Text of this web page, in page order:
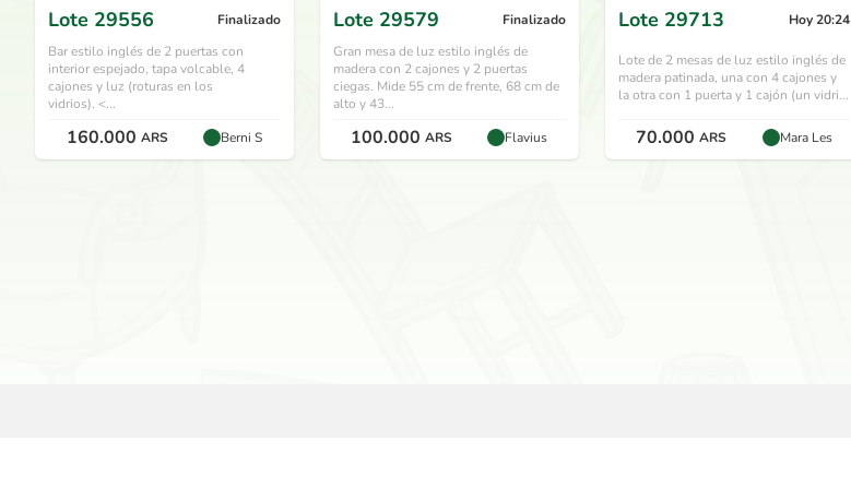
Lote 29556
Finalizado
Bar estilo inglés de 2 puertas con
interior espejado, tapa volcable, 4
cajones y luz (roturas en los
vidrios). <...
160.000 ARS Berni S
Lote 29579
Finalizado
Gran mesa de luz estilo inglés de
madera con 2 cajones y 2 puertas
ciegas. Mide 55 cm de frente, 68 cm de
alto y 43...
100.000 ARS Flavius
Lote 29713 Hoy 20:24
Lote de 2 mesas de luz estilo inglés de
madera patinada, una con 4 cajones y
la otra con 1 puerta y 1 cajón (un vidri...
70.000 ARS Mara Les